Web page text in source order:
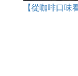
【從咖啡口